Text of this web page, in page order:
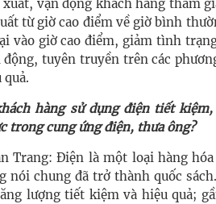
xuất, vận động khách hàng tham
từ giờ cao điểm về giờ bình
vào giờ cao điểm, giảm tình
động, tuyên truyền trên các
hàng sử dụng điện tiết
trong cung ứng điện, thưa ông?
Trang: Điện là một loại hàng
nói chung đã trở thành quốc
lượng tiết kiệm và hiệu quả;